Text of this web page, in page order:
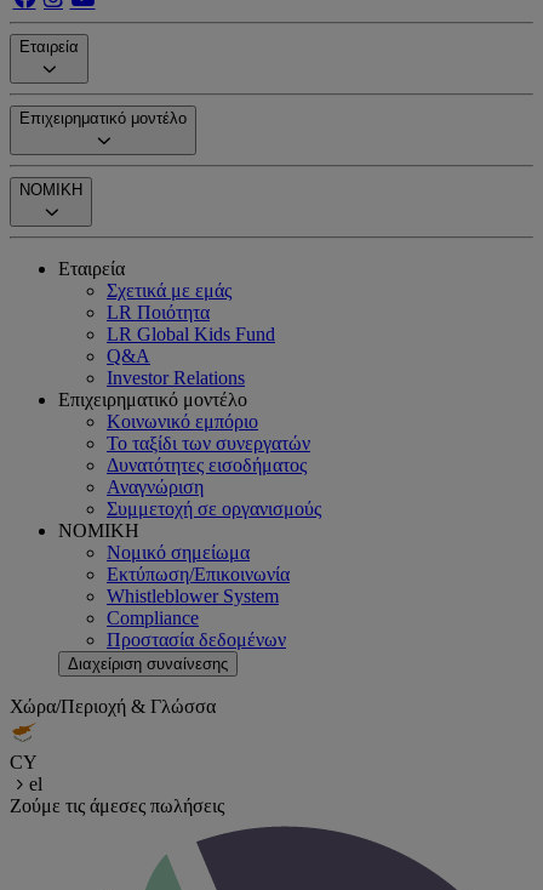
Εταιρεία
Επιχειρηματικό μοντέλο
ΝΟΜΙΚΗ
Εταιρεία
Σχετικά με εμάς
LR Ποιότητα
LR Global Kids Fund
Q&A
Investor Relations
Επιχειρηματικό μοντέλο
Κοινωνικό εμπόριο
Το ταξίδι των συνεργατών
Δυνατότητες εισοδήματος
Αναγνώριση
Συμμετοχή σε οργανισμούς
ΝΟΜΙΚΗ
Νομικό σημείωμα
Εκτύπωση/Επικοινωνία
Whistleblower System
Compliance
Προστασία δεδομένων
Διαχείριση συναίνεσης
Χώρα/Περιοχή & Γλώσσα
CY
el
Ζούμε τις άμεσες πωλήσεις